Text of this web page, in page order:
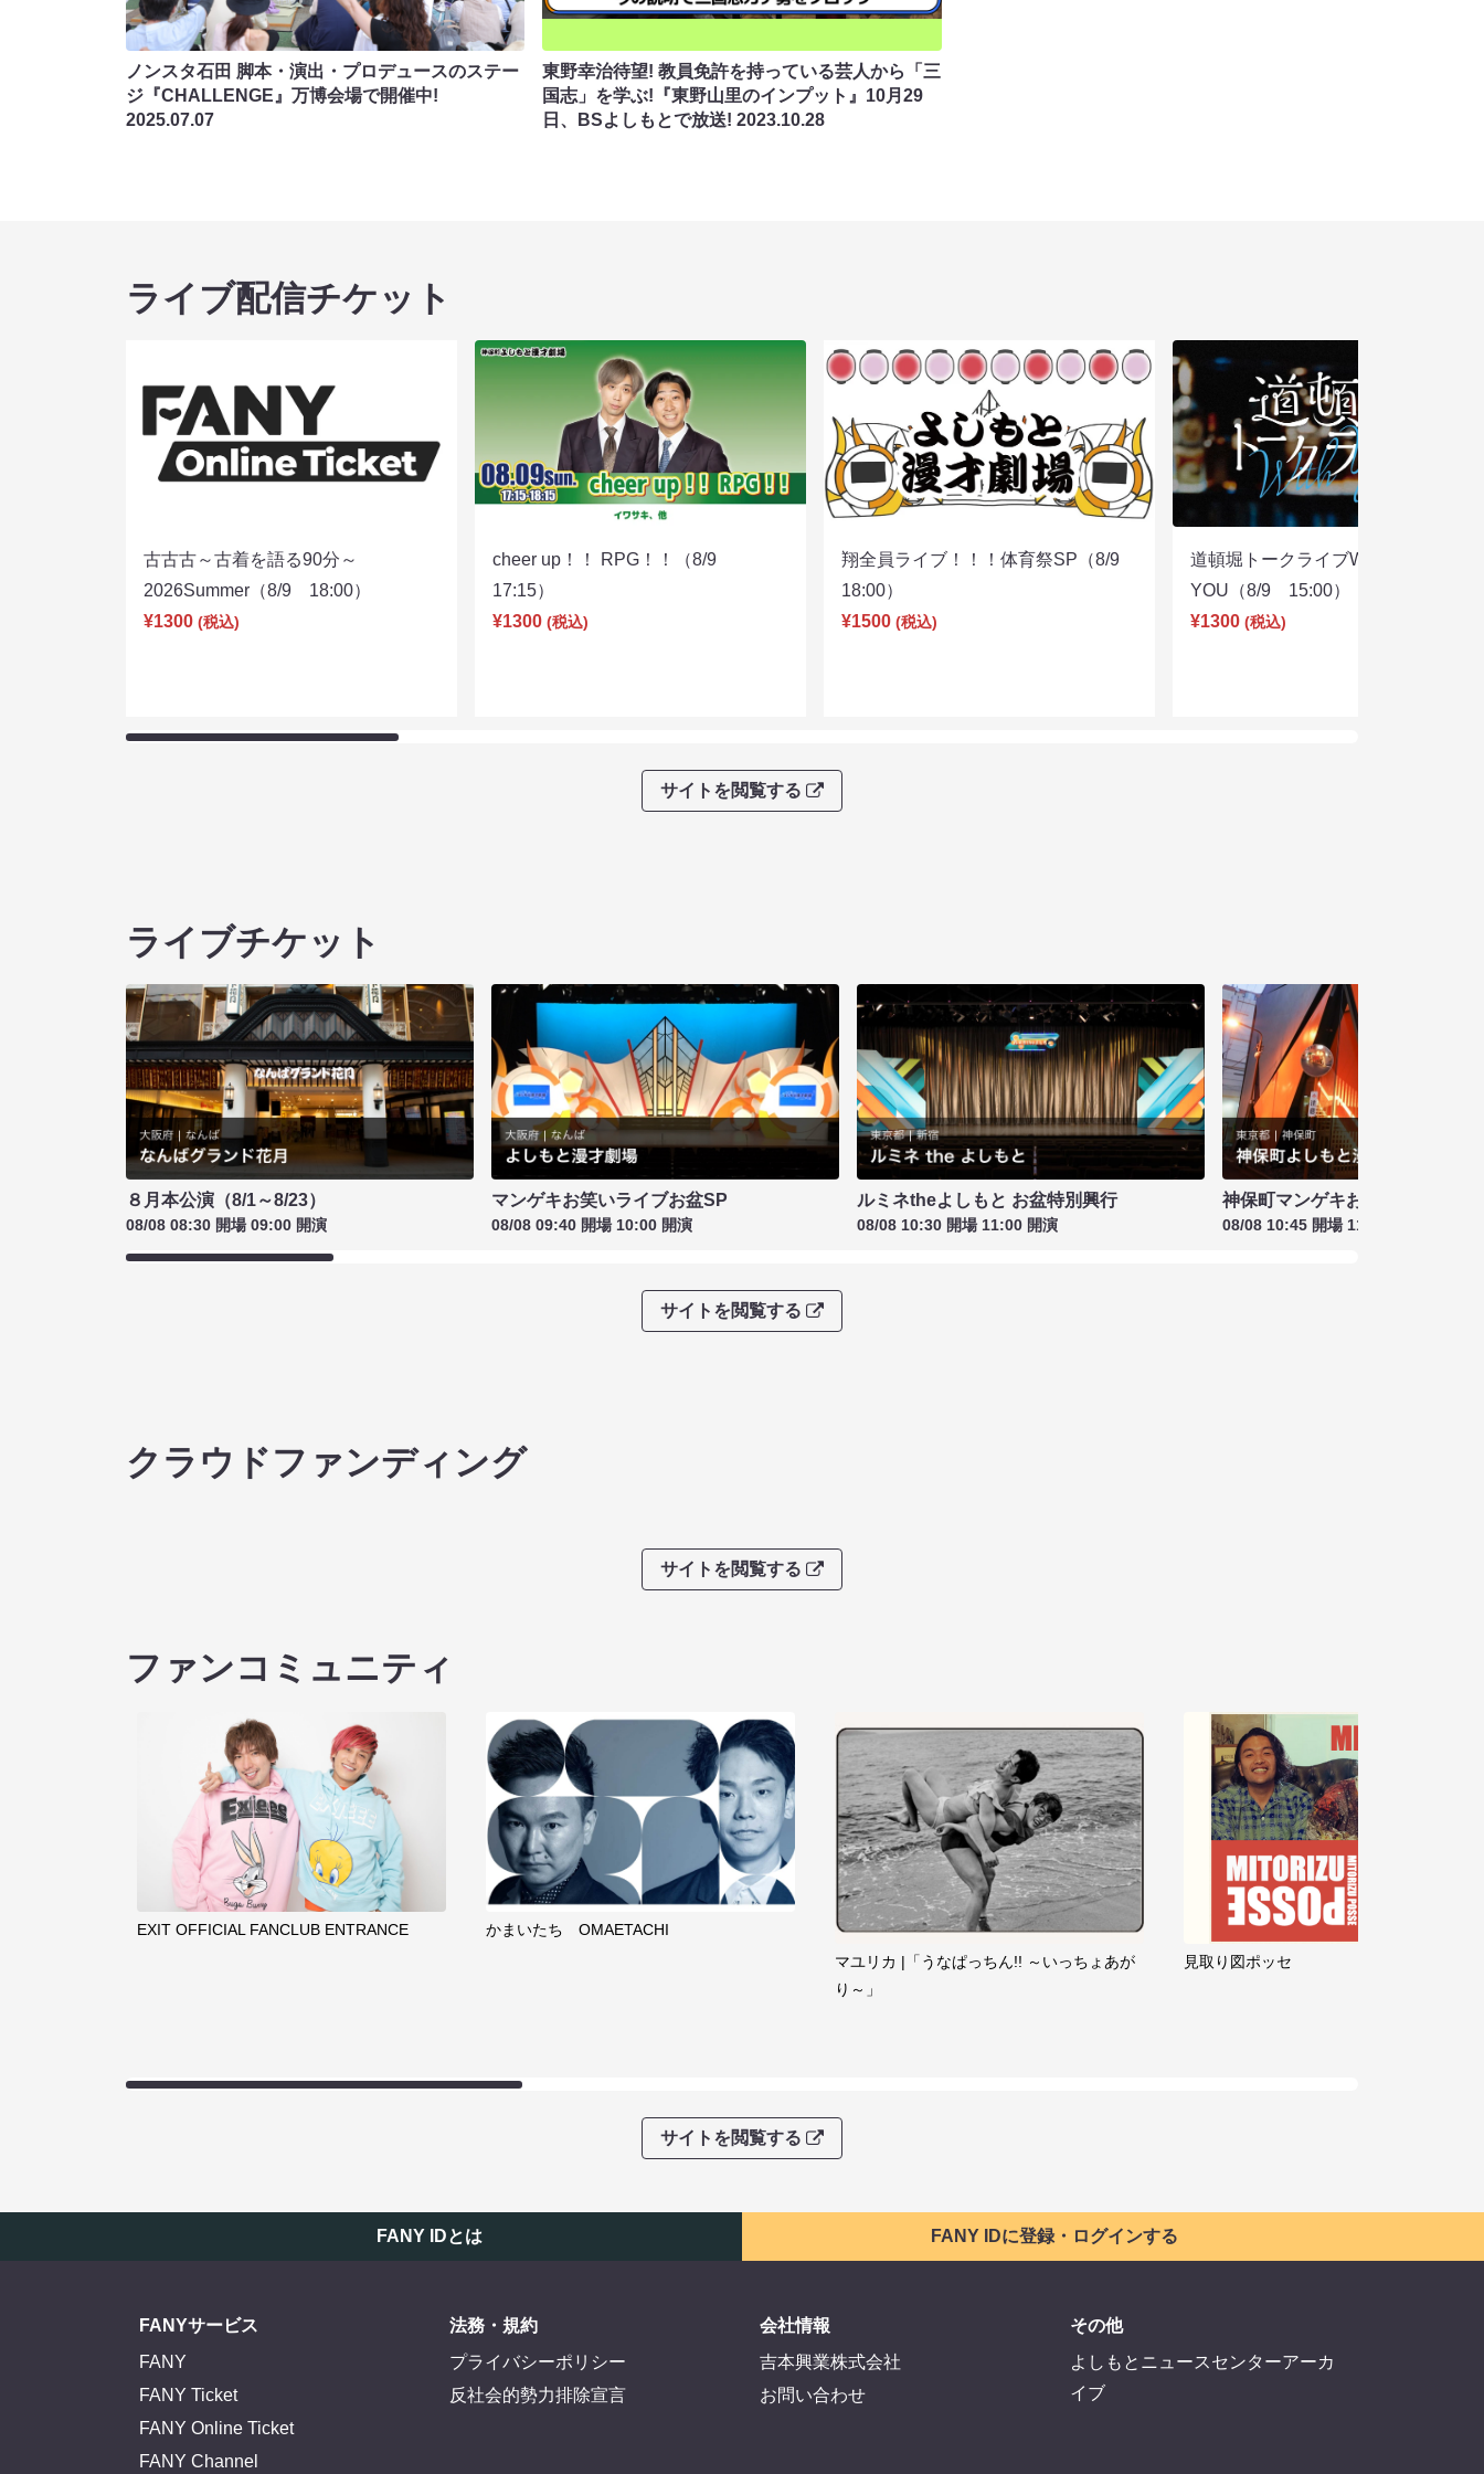
ノンスタ石田 脚本・演出・プロデュースのステー
ジ『CHALLENGE』万博会場で開催中!
2025.07.07
東野幸治待望! 教員免許を持っている芸人から「三
国志」を学ぶ!『東野山里のインプット』10月29
日、BSよしもとで放送!2023.10.28
ライブ配信チケット
古古古～古着を語る90分～
2026Summer（8/9 18:00）
¥1300 (税込)
cheer up！！ RPG！！（8/9
17:15）
¥1300 (税込)
翔全員ライブ！！！体育祭SP（8/9
18:00）
¥1500 (税込)
道頓堀トークライブWITH
YOU（8/9 15:00）
¥1300 (税込)
サイトを閲覧する
ライブチケット
８月本公演（8/1～8/23）
08/08 08:30 開場 09:00 開演
マンゲキお笑いライブお盆SP
08/08 09:40 開場 10:00 開演
ルミネtheよしもと お盆特別興行
08/08 10:30 開場 11:00 開演
神保町マンゲキお笑いライブ お
08/08 10:45 開場 11:00 開演
サイトを閲覧する
クラウドファンディング
サイトを閲覧する
ファンコミュニティ
EXIT OFFICIAL FANCLUB ENTRANCE
かまいたち OMAETACHI
マユリカ |「うなぱっちん!! ～いっちょあが
り～」
見取り図ポッセ
サイトを閲覧する
FANY IDとは FANY IDに登録・ログインする
FANYサービス
FANY
FANY Ticket
FANY Online Ticket
FANY Channel
法務・規約
プライバシーポリシー
反社会的勢力排除宣言
会社情報
吉本興業株式会社
お問い合わせ
その他
よしもとニュースセンターアーカ
イブ